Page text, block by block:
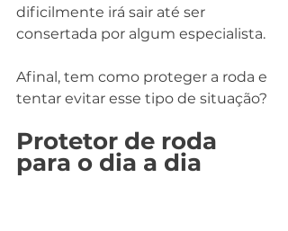
dificilmente irá sair até ser
consertada por algum especialista.
Afinal, tem como proteger a roda e
tentar evitar esse tipo de situação?
Protetor de roda
para o dia a dia